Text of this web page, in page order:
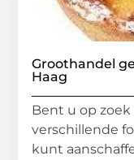
Groothandel
Haag
Bent u op
verschillende
kunt